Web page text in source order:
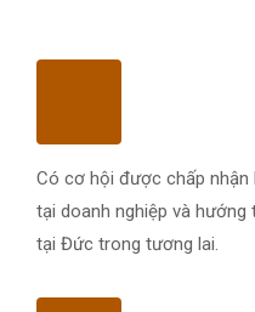
Có cơ hội được chấp nhận
tại doanh nghiệp và
tại Đức trong tương lai.